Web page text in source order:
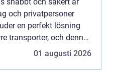
snabbt och säkert är
och privatpersoner
en perfekt lösning
transporter, och denna
01 augusti 2026